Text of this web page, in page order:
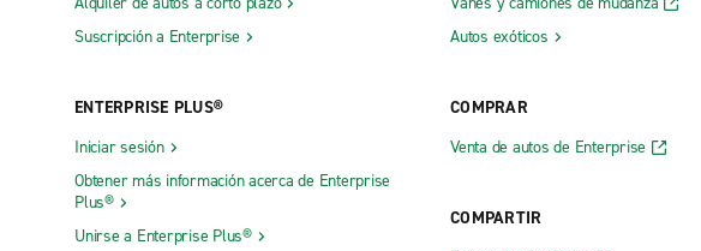
Suscripción a Enterprise
ENTERPRISE PLUS®
Iniciar sesión
Obtener más información acerca de Enterprise
Plus®
Unirse a Enterprise Plus®
Autos exóticos
COMPRAR
Venta de autos de Enterprise
COMPARTIR